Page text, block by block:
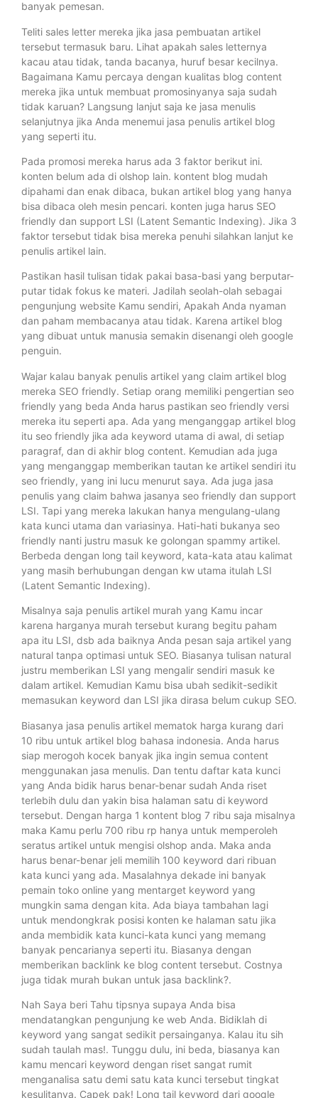
banyak pemesan.
Teliti sales letter mereka jika jasa pembuatan artikel
tersebut termasuk baru. Lihat apakah sales letternya
kacau atau tidak, tanda bacanya, huruf besar kecilnya.
Bagaimana Kamu percaya dengan kualitas blog content
mereka jika untuk membuat promosinyanya saja sudah
tidak karuan? Langsung lanjut saja ke jasa menulis
selanjutnya jika Anda menemui jasa penulis artikel blog
yang seperti itu.
Pada promosi mereka harus ada 3 faktor berikut ini.
konten belum ada di olshop lain. kontent blog mudah
dipahami dan enak dibaca, bukan artikel blog yang hanya
bisa dibaca oleh mesin pencari. konten juga harus SEO
friendly dan support LSI (Latent Semantic Indexing). Jika 3
faktor tersebut tidak bisa mereka penuhi silahkan lanjut ke
penulis artikel lain.
Pastikan hasil tulisan tidak pakai basa-basi yang berputar-
putar tidak fokus ke materi. Jadilah seolah-olah sebagai
pengunjung website Kamu sendiri, Apakah Anda nyaman
dan paham membacanya atau tidak. Karena artikel blog
yang dibuat untuk manusia semakin disenangi oleh google
penguin.
Wajar kalau banyak penulis artikel yang claim artikel blog
mereka SEO friendly. Setiap orang memiliki pengertian seo
friendly yang beda Anda harus pastikan seo friendly versi
mereka itu seperti apa. Ada yang menganggap artikel blog
itu seo friendly jika ada keyword utama di awal, di setiap
paragraf, dan di akhir blog content. Kemudian ada juga
yang menganggap memberikan tautan ke artikel sendiri itu
seo friendly, yang ini lucu menurut saya. Ada juga jasa
penulis yang claim bahwa jasanya seo friendly dan support
LSI. Tapi yang mereka lakukan hanya mengulang-ulang
kata kunci utama dan variasinya. Hati-hati bukanya seo
friendly nanti justru masuk ke golongan spammy artikel.
Berbeda dengan long tail keyword, kata-kata atau kalimat
yang masih berhubungan dengan kw utama itulah LSI
(Latent Semantic Indexing).
Misalnya saja penulis artikel murah yang Kamu incar
karena harganya murah tersebut kurang begitu paham
apa itu LSI, dsb ada baiknya Anda pesan saja artikel yang
natural tanpa optimasi untuk SEO. Biasanya tulisan natural
justru memberikan LSI yang mengalir sendiri masuk ke
dalam artikel. Kemudian Kamu bisa ubah sedikit-sedikit
memasukan keyword dan LSI jika dirasa belum cukup SEO.
Biasanya jasa penulis artikel mematok harga kurang dari
10 ribu untuk artikel blog bahasa indonesia. Anda harus
siap merogoh kocek banyak jika ingin semua content
menggunakan jasa menulis. Dan tentu daftar kata kunci
yang Anda bidik harus benar-benar sudah Anda riset
terlebih dulu dan yakin bisa halaman satu di keyword
tersebut. Dengan harga 1 kontent blog 7 ribu saja misalnya
maka Kamu perlu 700 ribu rp hanya untuk memperoleh
seratus artikel untuk mengisi olshop anda. Maka anda
harus benar-benar jeli memilih 100 keyword dari ribuan
kata kunci yang ada. Masalahnya dekade ini banyak
pemain toko online yang mentarget keyword yang
mungkin sama dengan kita. Ada biaya tambahan lagi
untuk mendongkrak posisi konten ke halaman satu jika
anda membidik kata kunci-kata kunci yang memang
banyak pencarianya seperti itu. Biasanya dengan
memberikan backlink ke blog content tersebut. Costnya
juga tidak murah bukan untuk jasa backlink?.
Nah Saya beri Tahu tipsnya supaya Anda bisa
mendatangkan pengunjung ke web Anda. Bidiklah di
keyword yang sangat sedikit persainganya. Kalau itu sih
sudah taulah mas!. Tunggu dulu, ini beda, biasanya kan
kamu mencari keyword dengan riset sangat rumit
menganalisa satu demi satu kata kunci tersebut tingkat
kesulitanya. Capek pak! Long tail keyword dari google